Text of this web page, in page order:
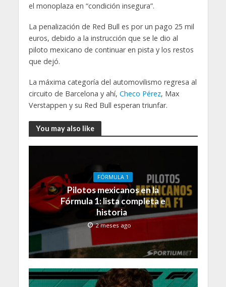
el monoplaza en “condición insegura”.
La penalización de Red Bull es por un pago 25 mil
euros, debido a la instrucción que se le dio al
piloto mexicano de continuar en pista y los restos
que dejó.
La máxima categoría del automovilismo regresa al
circuito de Barcelona y ahí, Checo Pérez, Max
Verstappen y su Red Bull esperan triunfar.
You may also like
FÓRMULA 1
Pilotos mexicanos en la
Fórmula 1: lista completa e
historia
2 meses ago